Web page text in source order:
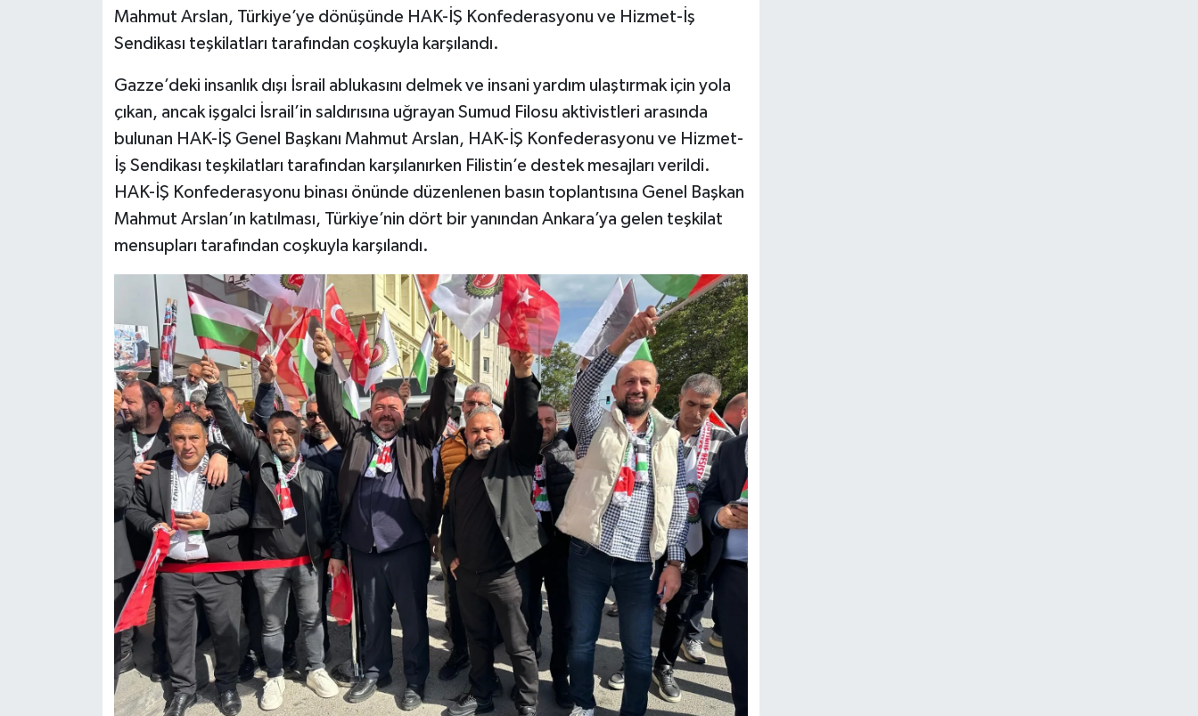
Mahmut Arslan, Türkiye’ye dönüşünde HAK-İŞ Konfederasyonu ve Hizmet-İş
Sendikası teşkilatları tarafından coşkuyla karşılandı.
Gazze’deki insanlık dışı İsrail ablukasını delmek ve insani yardım ulaştırmak için yola
çıkan, ancak işgalci İsrail’in saldırısına uğrayan Sumud Filosu aktivistleri arasında
bulunan HAK-İŞ Genel Başkanı Mahmut Arslan, HAK-İŞ Konfederasyonu ve Hizmet-
İş Sendikası teşkilatları tarafından karşılanırken Filistin’e destek mesajları verildi.
HAK-İŞ Konfederasyonu binası önünde düzenlenen basın toplantısına Genel Başkan
Mahmut Arslan’ın katılması, Türkiye’nin dört bir yanından Ankara’ya gelen teşkilat
mensupları tarafından coşkuyla karşılandı.
Yeme-İçme